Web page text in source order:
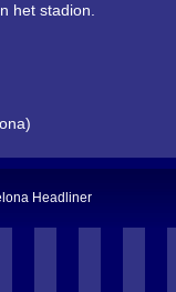
het stadion.
Headliner